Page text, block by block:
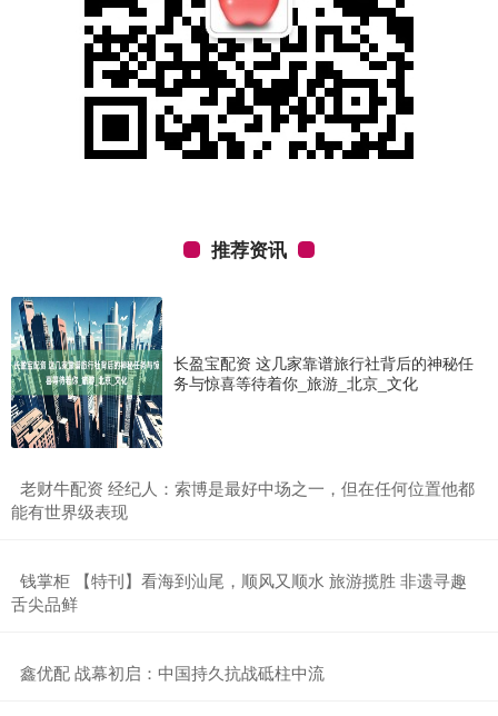
推荐资讯
长盈宝配资 这几家靠谱旅行社背后的神秘任
务与惊喜等待着你_旅游_北京_文化
​老财牛配资 经纪人：索博是最好中场之一，但在任何位置他都
能有世界级表现
​钱掌柜 【特刊】看海到汕尾，顺风又顺水 旅游揽胜 非遗寻趣
舌尖品鲜
​鑫优配 战幕初启：中国持久抗战砥柱中流